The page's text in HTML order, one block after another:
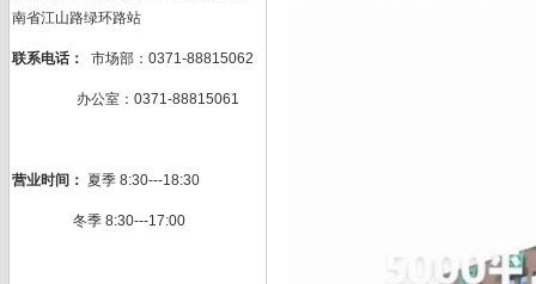
南省江山路绿环路站
联系电话： 市场部：0371-88815062
办公室：0371-88815061
营业时间： 夏季 8:30---18:30
冬季 8:30---17:00